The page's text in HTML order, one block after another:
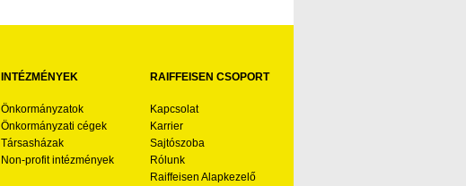
INTÉZMÉNYEK
Önkormányzatok
Önkormányzati cégek
Társasházak
Non-profit intézmények
RAIFFEISEN CSOPORT
Kapcsolat
Karrier
Sajtószoba
Rólunk
Raiffeisen Alapkezelő